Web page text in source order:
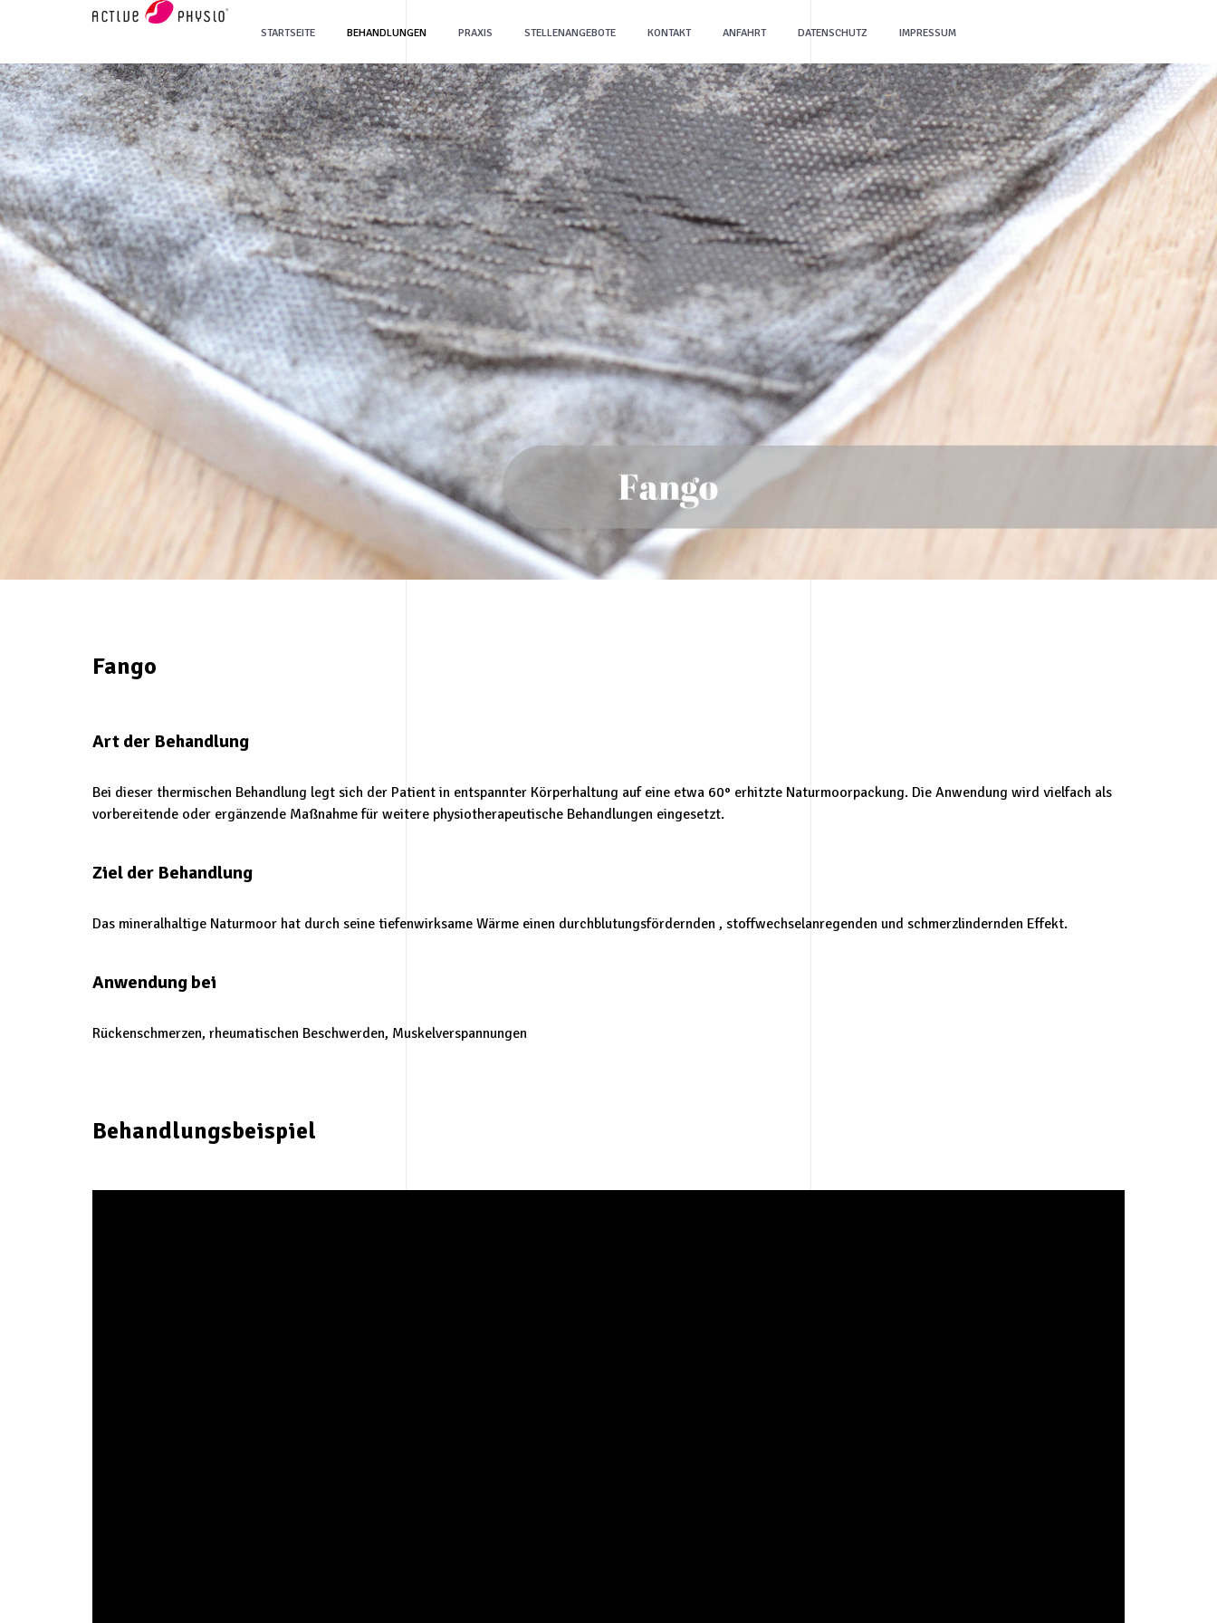
STARTSEITE BEHANDLUNGEN PRAXIS STELLENANGEBOTE KONTAKT ANFAHRT DATENSCHUTZ IMPRESSUM
Fango
Art der Behandlung
Bei dieser thermischen Behandlung legt sich der Patient in entspannter Körperhaltung auf eine etwa 60° erhitzte Naturmoorpackung. Die Anwendung wird vielfach als
vorbereitende oder ergänzende Maßnahme für weitere physiotherapeutische Behandlungen eingesetzt.
Ziel der Behandlung
Das mineralhaltige Naturmoor hat durch seine tiefenwirksame Wärme einen durchblutungsfördernden , stoffwechselanregenden und schmerzlindernden Effekt.
Anwendung bei
Rückenschmerzen, rheumatischen Beschwerden, Muskelverspannungen
Behandlungsbeispiel